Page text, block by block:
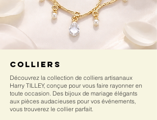
colliers
Découvrez la collection de colliers artisanaux
Harry TILLEY, conçue pour vous faire rayonner en
toute occasion. Des bijoux de mariage élégants
aux pièces audacieuses pour vos événements,
vous trouverez le collier parfait.